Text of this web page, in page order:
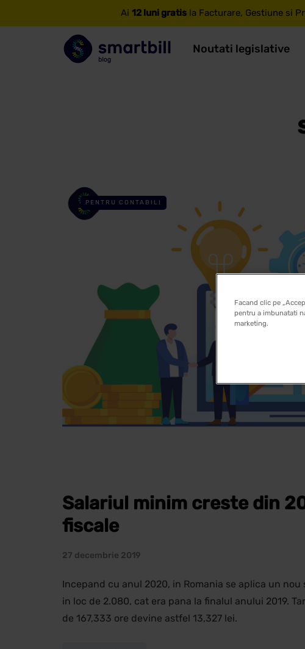
Ai 12 luni gratis la Facturare, Gestiune si
Noutati legislative
PENTRU CONTABILI
Salariul minim creste din
fiscale
27 decembrie 2019
Incepand cu anul 2020, in Romania se aplica un
in loc de 2.080, cat era pana la finalul anului 2019.
de 167,333 ore devine astfel 13,327 lei.
Facand clic pe
pentru a imbunatati
marketing.